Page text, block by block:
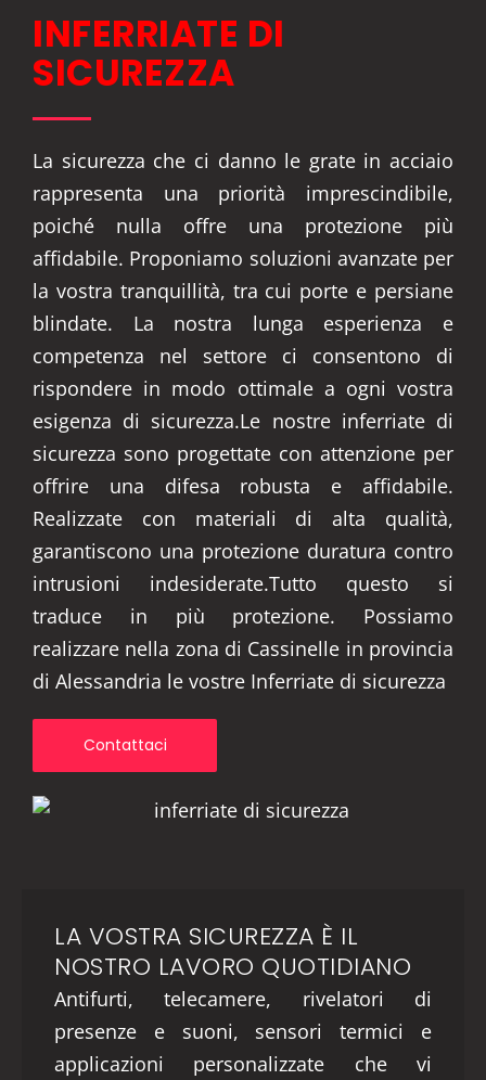
INFERRIATE DI
SICUREZZA
La sicurezza che ci danno le grate in acciaio
rappresenta una priorità imprescindibile,
poiché nulla offre una protezione più
affidabile. Proponiamo soluzioni avanzate per
la vostra tranquillità, tra cui porte e persiane
blindate. La nostra lunga esperienza e
competenza nel settore ci consentono di
rispondere in modo ottimale a ogni vostra
esigenza di sicurezza.Le nostre inferriate di
sicurezza sono progettate con attenzione per
offrire una difesa robusta e affidabile.
Realizzate con materiali di alta qualità,
garantiscono una protezione duratura contro
intrusioni indesiderate.Tutto questo si
traduce in più protezione. Possiamo
realizzare nella zona di Cassinelle in provincia
di Alessandria le vostre Inferriate di sicurezza
Contattaci
LA VOSTRA SICUREZZA È IL
NOSTRO LAVORO QUOTIDIANO
Antifurti, telecamere, rivelatori di
presenze e suoni, sensori termici e
applicazioni personalizzate che vi